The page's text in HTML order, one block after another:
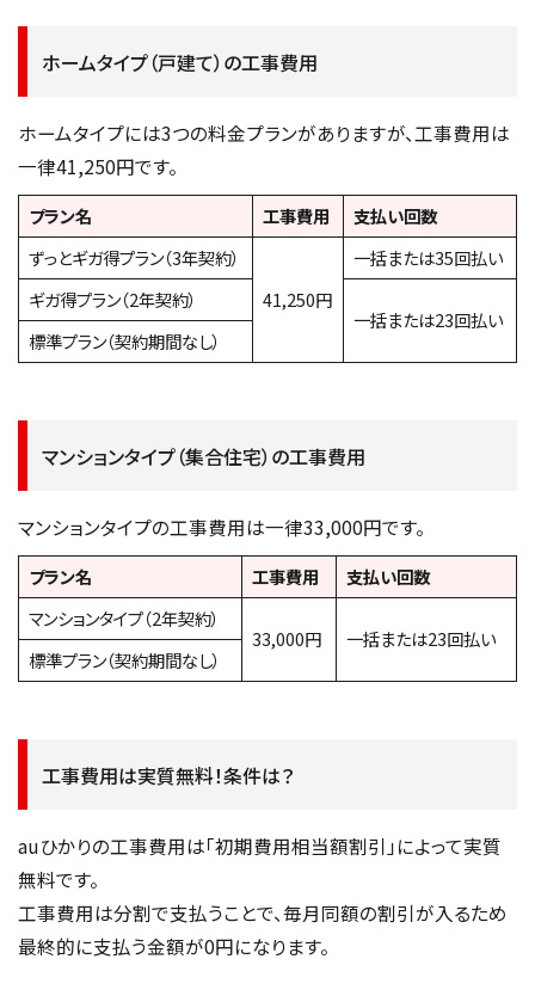
ホームタイプ（戸建て）の工事費用
ホームタイプには3つの料金プランがありますが、工事費用は
一律41,250円です。
プラン名 工事費用
支払い回数
ずっとギガ得プラン（3年契約）
41,250円
一括または35回払い
ギガ得プラン（2年契約）
一括または23回払い
標準プラン（契約期間なし）
マンションタイプ（集合住宅）の工事費用
マンションタイプの工事費用は一律33,000円です。
プラン名 工事費用
支払い回数
マンションタイプ（2年契約）
33,000円
一括または23回払い
標準プラン（契約期間なし）
工事費用は実質無料！条件は？
auひかりの工事費用は「初期費用相当額割引」によって実質
無料です。
工事費用は分割で支払うことで、毎月同額の割引が入るため
最終的に支払う金額が0円になります。